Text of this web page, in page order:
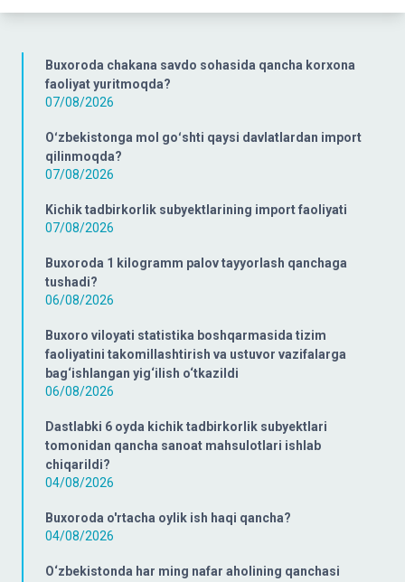
Buxoroda chakana savdo sohasida qancha korxona
faoliyat yuritmoqda?
07/08/2026
Oʻzbekistonga mol goʻshti qaysi davlatlardan import
qilinmoqda?
07/08/2026
Kichik tadbirkorlik subyektlarining import faoliyati
07/08/2026
Buxoroda 1 kilogramm palov tayyorlash qanchaga
tushadi?
06/08/2026
Buxoro viloyati statistika boshqarmasida tizim
faoliyatini takomillashtirish va ustuvor vazifalarga
bag‘ishlangan yig‘ilish o‘tkazildi
06/08/2026
Dastlabki 6 oyda kichik tadbirkorlik subyektlari
tomonidan qancha sanoat mahsulotlari ishlab
chiqarildi?
04/08/2026
Buxoroda o'rtacha oylik ish haqi qancha?
04/08/2026
O‘zbekistonda har ming nafar aholining qanchasi